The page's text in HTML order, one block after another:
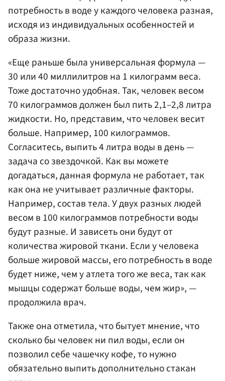
потребность в воде у каждого человека разная,
исходя из индивидуальных особенностей и
образа жизни.
«Еще раньше была универсальная формула —
30 или 40 миллилитров на 1 килограмм веса.
Тоже достаточно удобная. Так, человек весом
70 килограммов должен был пить 2,1–2,8 литра
жидкости. Но, представим, что человек весит
больше. Например, 100 килограммов.
Согласитесь, выпить 4 литра воды в день —
задача со звездочкой. Как вы можете
догадаться, данная формула не работает, так
как она не учитывает различные факторы.
Например, состав тела. У двух разных людей
весом в 100 килограммов потребности воды
будут разные. И зависеть они будут от
количества жировой ткани. Если у человека
больше жировой массы, его потребность в воде
будет ниже, чем у атлета того же веса, так как
мышцы содержат больше воды, чем жир», —
продолжила врач.
Также она отметила, что бытует мнение, что
сколько бы человек ни пил воды, если он
позволил себе чашечку кофе, то нужно
обязательно выпить дополнительно стакан